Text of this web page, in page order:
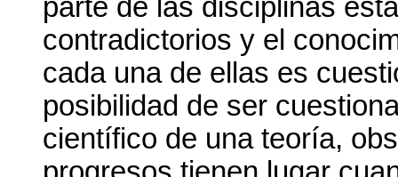
parte de las disciplinas
contradictorios y el
cada una de ellas es
posibilidad de ser
científico de una teoría,